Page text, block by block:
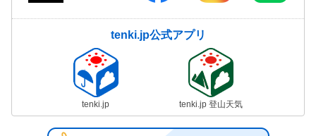
tenki.jp公式アプリ
tenki.jp tenki.jp 登山天気